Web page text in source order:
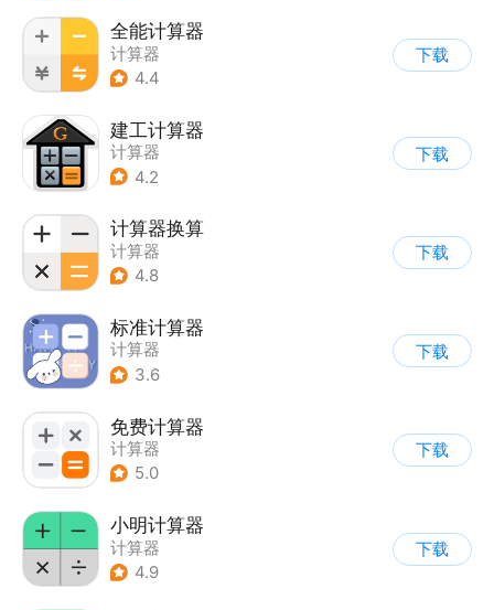
全能计算器
计算器
4.4
下载
建工计算器
计算器
4.2
下载
计算器换算
计算器
4.8
下载
标准计算器
计算器
3.6
下载
免费计算器
计算器
5.0
下载
小明计算器
计算器
4.9
下载